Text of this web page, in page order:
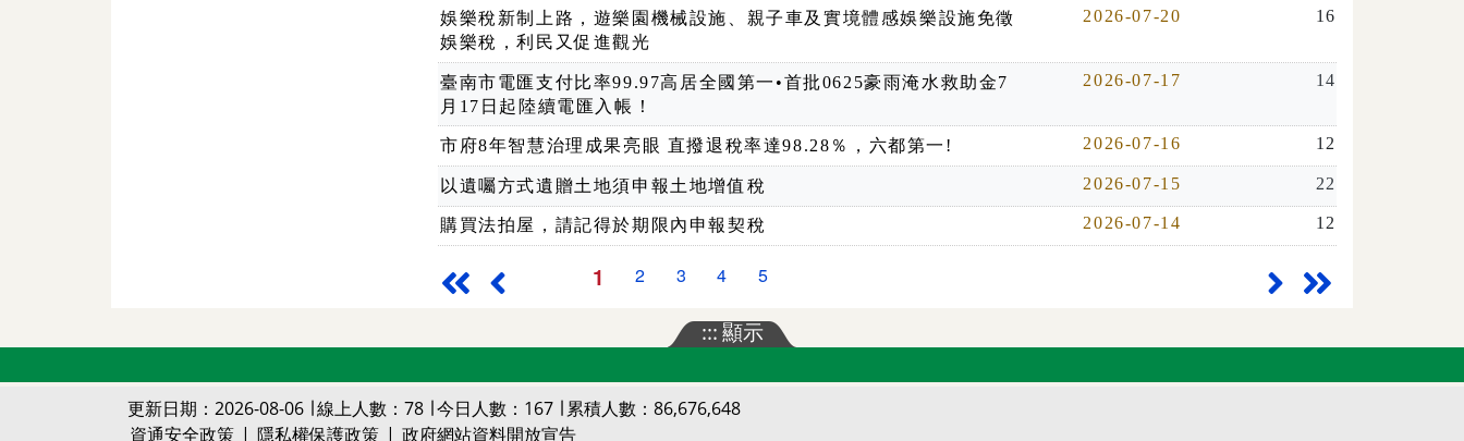
娛樂稅新制上路，遊樂園機械設施、親子車及實境體感娛樂設施免徵
娛樂稅，利民又促進觀光
2026-07-20 16
臺南市電匯支付比率99.97高居全國第一•首批0625豪雨淹水救助金7
月17日起陸續電匯入帳！
2026-07-17 14
市府8年智慧治理成果亮眼 直撥退稅率達98.28％，六都第一! 2026-07-16 12
以遺囑方式遺贈土地須申報土地增值稅 2026-07-15 22
購買法拍屋，請記得於期限內申報契稅 2026-07-14 12
最前頁 1 2 3 4 5 下一頁
:::顯示
更新日期：2026-08-06 ∣ 線上人數：78 ∣ 今日人數：167 ∣ 累積人數：86,676,648
資通安全政策 | 隱私權保護政策 | 政府網站資料開放宣告